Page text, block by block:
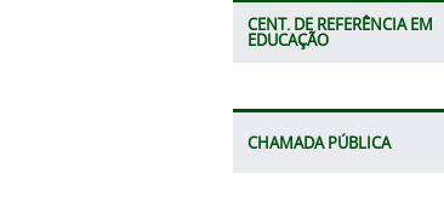
CENT. DE REFERÊNCIA EM
EDUCAÇÃO
CHAMADA PÚBLICA